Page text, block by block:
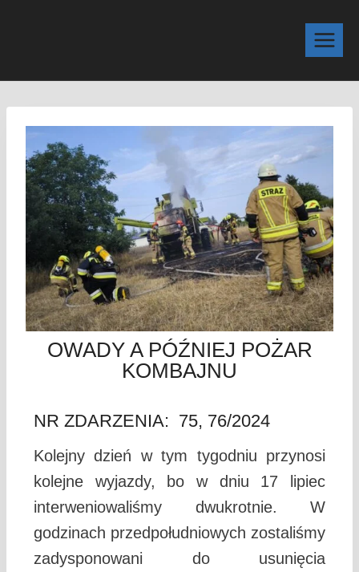
OWADY A PÓŹNIEJ POŻAR
KOMBAJNU
NR ZDARZENIA: 75, 76/2024
Kolejny dzień w tym tygodniu przynosi
kolejne wyjazdy, bo w dniu 17 lipiec
interweniowaliśmy dwukrotnie. W
godzinach przedpołudniowych zostaliśmy
zadysponowani do usunięcia